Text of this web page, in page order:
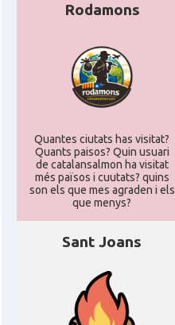
Rodamons
Quantes ciutats has visitat?
Quants paisos? Quin usuari
de catalansalmon ha visitat
més països i cuutats? quins
son els que mes agraden i els
que menys?
Sant Joans